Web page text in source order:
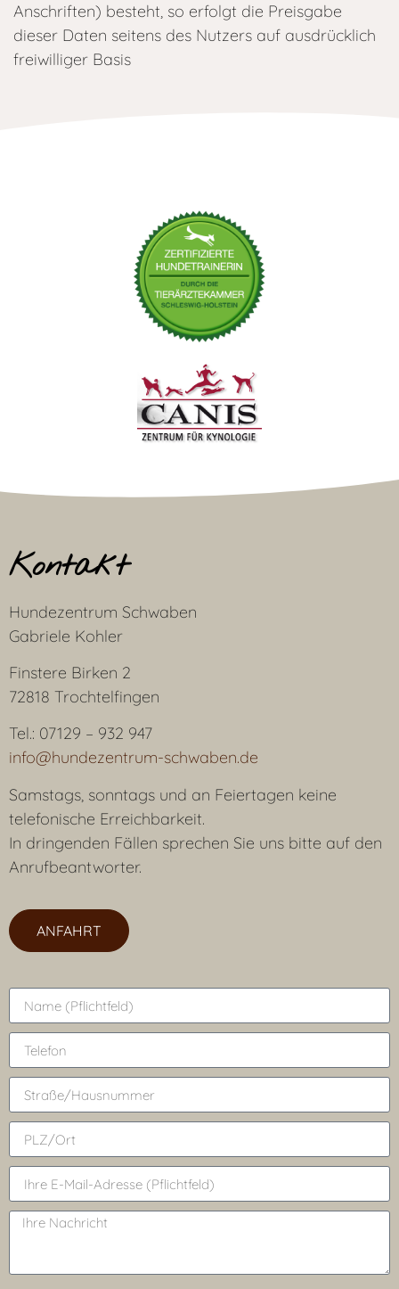
Anschriften) besteht, so erfolgt die Preisgabe
dieser Daten seitens des Nutzers auf ausdrücklich
freiwilliger Basis
Kontakt
Hundezentrum Schwaben
Gabriele Kohler
Finstere Birken 2
72818 Trochtelfingen
Tel.: 07129 – 932 947
info@hundezentrum-schwaben.de
Samstags, sonntags und an Feiertagen keine
telefonische Erreichbarkeit.
In dringenden Fällen sprechen Sie uns bitte auf den
Anrufbeantworter.
ANFAHRT